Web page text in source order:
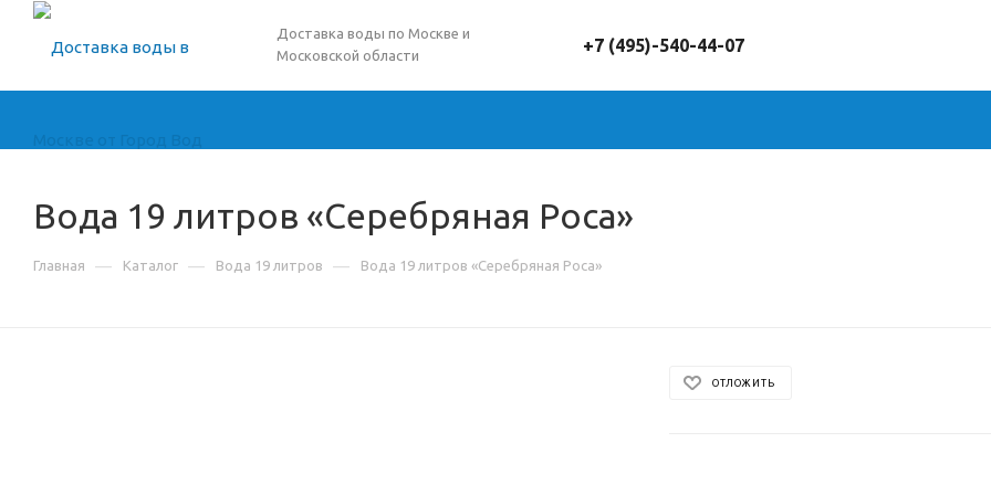
Доставка воды по Москве и
Московской области
+7 (495)-540-44-07
Вода 19 литров «Серебряная Роса»
Главная — Каталог — Вода 19 литров — Вода 19 литров «Серебряная Роса»
ОТЛОЖИТЬ